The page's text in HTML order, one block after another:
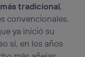
tradicional,
convencionales.
ya inició su
sí, en los años